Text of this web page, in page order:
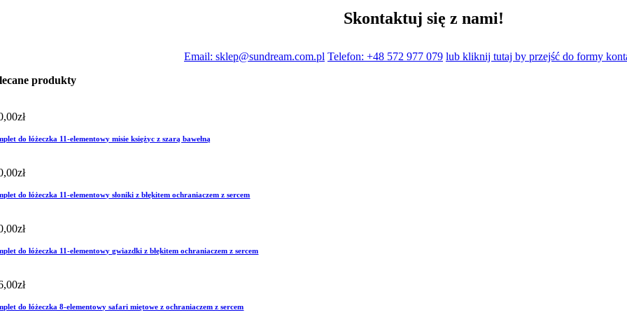
Skontaktuj się z nami!
Email: sklep@sundream.com.pl Telefon: +48 572 977 079 lub kliknij tutaj by przejść do formy
produkty
zł
do łóżeczka 11-elementowy misie księżyc z szarą bawełną
zł
do łóżeczka 11-elementowy słoniki z błękitem ochraniaczem z sercem
zł
do łóżeczka 11-elementowy gwiazdki z błękitem ochraniaczem z sercem
zł
do łóżeczka 8-elementowy safari miętowe z ochraniaczem z sercem